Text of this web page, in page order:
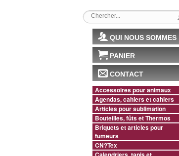
QUI NOUS SOMMES
PANIER
CONTACT
Accessoires pour animaux
Agendas, cahiers et cahiers
Articles pour sublimation
Bouteilles, fûts et Thermos
Briquets et articles pour
fumeurs
CN?Tex